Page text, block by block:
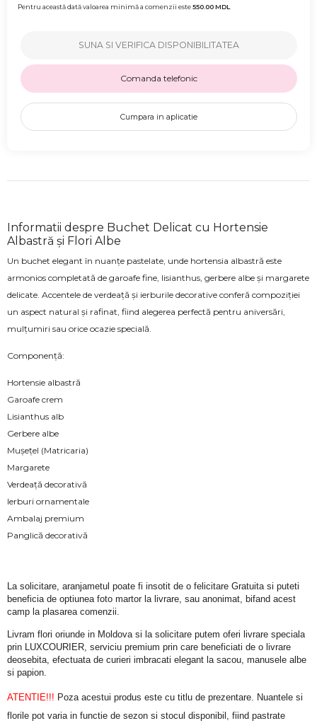
Pentru această dată valoarea minimă a comenzii este550.00MDL
SUNA SI VERIFICA DISPONIBILITATEA
Comanda telefonic
Cumpara in aplicatie
Informatii despre Buchet Delicat cu Hortensie
Albastră și Flori Albe
Un buchet elegant în nuanțe pastelate, unde hortensia albastră este
armonios completată de garoafe fine, lisianthus, gerbere albe și margarete
delicate. Accentele de verdeață și ierburile decorative conferă compoziției
un aspect natural și rafinat, fiind alegerea perfectă pentru aniversări,
mulțumiri sau orice ocazie specială.
Componență:
Hortensie albastră
Garoafe crem
Lisianthus alb
Gerbere albe
Mușețel (Matricaria)
Margarete
Verdeață decorativă
Ierburi ornamentale
Ambalaj premium
Panglică decorativă
La solicitare, aranjametul poate fi insotit de o felicitare Gratuita si puteti
beneficia de optiunea foto martor la livrare, sau anonimat, bifand acest
camp la plasarea comenzii.
Livram flori oriunde in Moldova si la solicitare putem oferi livrare speciala
prin LUXCOURIER, serviciu premium prin care beneficiati de o livrare
deosebita, efectuata de curieri imbracati elegant la sacou, manusele albe
si papion.
ATENTIE!!! Poza acestui produs este cu titlu de prezentare. Nuantele si
florile pot varia in functie de sezon si stocul disponibil, fiind pastrate